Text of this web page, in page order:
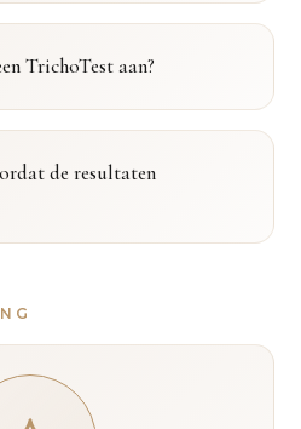
TrichoTest aan?
de resultaten